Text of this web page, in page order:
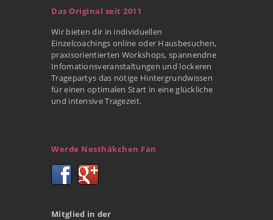
Das Original seit 2011
Wir bieten dir in individuellen
Einzelcoachings online oder Hausbesuchen,
praxisorientierten Workshops, spannendne
Infomationsveranstaltungen und lockeren
Tragepartys das nötige Hintergrundwissen
für einen optimalen Start in eine glückliche
und intensive Tragezeit.
Werde Nesthäkchen Fan
Mitglied in der